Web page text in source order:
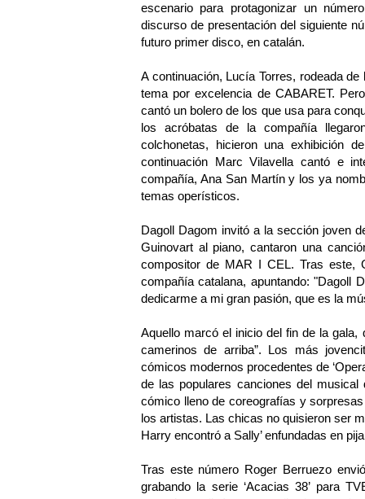
escenario para protagonizar un
discurso de presentación del siguiente
futuro primer disco, en catalán.
A continuación, Lucía Torres, rodeada
tema por excelencia de CABARET.
cantó un bolero de los que usa para
los acróbatas de la compañía
colchonetas, hicieron una exhibición
continuación Marc Vilavella cantó e
compañía, Ana San Martín y los ya
temas operísticos.
Dagoll Dagom invitó a la sección joven
Guinovart al piano, cantaron una
compositor de MAR I CEL. Tras este,
compañía catalana, apuntando: "Dagoll
dedicarme a mi gran pasión, que es la
Aquello marcó el inicio del fin de la
camerinos de arriba”. Los más
cómicos modernos procedentes de
de las populares canciones del musical
cómico lleno de coreografías y
los artistas. Las chicas no quisieron ser
Harry encontró a Sally’ enfundadas en
Tras este número Roger Berruezo
grabando la serie ‘Acacias 38’ para